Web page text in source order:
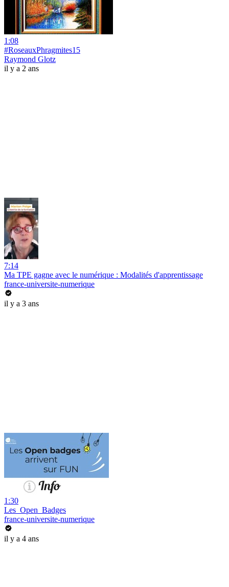
1:08
#RoseauxPhragmites15
Raymond Glotz
il y a 2 ans
7:14
Ma TPE gagne avec le numérique : Modalités d'apprentissage
france-universite-numerique
il y a 3 ans
1:30
Les_Open_Badges
france-universite-numerique
il y a 4 ans